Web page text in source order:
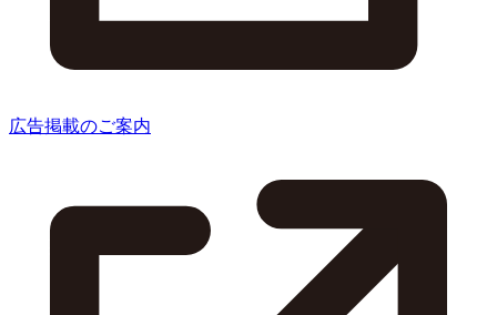
広告掲載のご案内